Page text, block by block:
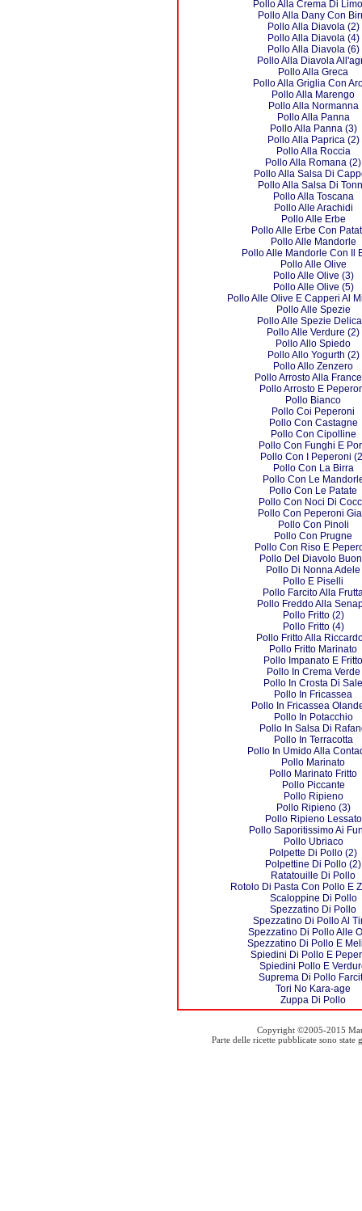
Pollo Alla Crema Di
Pollo Alla Dany Con
Pollo Alla Diavola (2)
Pollo Alla Diavola (4)
Pollo Alla Diavola (6)
Pollo Alla Diavola
Pollo Alla Greca
Pollo Alla Griglia Con
Pollo Alla Marengo
Pollo Alla Normanna
Pollo Alla Panna
Pollo Alla Panna (3)
Pollo Alla Paprica (2)
Pollo Alla Roccia
Pollo Alla Romana (2)
Pollo Alla Salsa Di
Pollo Alla Salsa Di
Pollo Alla Toscana
Pollo Alle Arachidi
Pollo Alle Erbe
Pollo Alle Erbe Con
Pollo Alle Mandorle
Pollo Alle Mandorle Con Il
Pollo Alle Olive
Pollo Alle Olive (3)
Pollo Alle Olive (5)
Pollo Alle Olive E Capperi Al
Pollo Alle Spezie
Pollo Alle Spezie
Pollo Alle Verdure (2)
Pollo Allo Spiedo
Pollo Allo Yogurth (2)
Pollo Allo Zenzero
Pollo Arrosto Alla
Pollo Arrosto E
Pollo Bianco
Pollo Coi Peperoni
Pollo Con Castagne
Pollo Con Cipolline
Pollo Con Funghi E
Pollo Con I Peperoni
Pollo Con La Birra
Pollo Con Le
Pollo Con Le Patate
Pollo Con Noci Di
Pollo Con Peperoni
Pollo Con Pinoli
Pollo Con Prugne
Pollo Con Riso E
Pollo Del Diavolo
Pollo Di Nonna Adele
Pollo E Piselli
Pollo Farcito Alla
Pollo Freddo Alla
Pollo Fritto (2)
Pollo Fritto (4)
Pollo Fritto Alla
Pollo Fritto Marinato
Pollo Impanato E Fritto
Pollo In Crema Verde
Pollo In Crosta Di Sale
Pollo In Fricassea
Pollo In Fricassea
Pollo In Potacchio
Pollo In Salsa Di
Pollo In Terracotta
Pollo In Umido Alla
Pollo Marinato
Pollo Marinato Fritto
Pollo Piccante
Pollo Ripieno
Pollo Ripieno (3)
Pollo Ripieno Lessato
Pollo Saporitissimo Ai
Pollo Ubriaco
Polpette Di Pollo (2)
Polpettine Di Pollo (2)
Ratatouille Di Pollo
Rotolo Di Pasta Con Pollo E
Scaloppine Di Pollo
Spezzatino Di Pollo
Spezzatino Di Pollo Al
Spezzatino Di Pollo Alle
Spezzatino Di Pollo E
Spiedini Di Pollo E
Spiedini Pollo E
Suprema Di Pollo
Tori No Kara-age
Zuppa Di Pollo
Copyright ©2005-2015
Parte delle ricette pubblicate sono state